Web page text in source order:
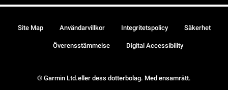
© Garmin Ltd.eller dess dotterbolag. Med ensamrätt.
Site Map Användarvillkor Integritetspolicy Säkerhet
Överensstämmelse Digital Accessibility